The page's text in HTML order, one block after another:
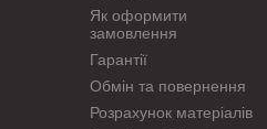
Як оформити
замовлення
Гарантії
Обмін та повернення
Розрахунок матеріалів